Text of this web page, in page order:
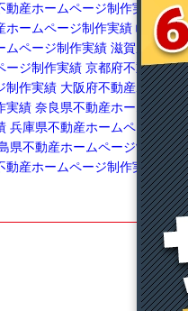
動産ホームページ制作実績
愛知
ホームページ制作実績 岐阜県不
ムページ制作実績 滋賀県不動産
ージ制作実績 京都府不動産ホー
制作実績 大阪府不動産ホームペ
実績 奈良県不動産ホームページ
兵庫県不動産ホームページ制作
県不動産ホームページ制作実績
動産ホームページ制作実績